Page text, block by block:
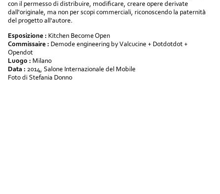
con il permesso di distribuire, modificare, creare opere derivate
dall'originale, ma non per scopi commerciali, riconoscendo la paternità
del progetto all'autore.
Esposizione : Kitchen Become Open
Commissaire : Demode engineering by Valcucine + Dotdotdot +
Opendot
Luogo : Milano
Data : 2014, Salone Internazionale del Mobile
Foto di Stefania Donno